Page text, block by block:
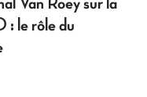
: le rôle du